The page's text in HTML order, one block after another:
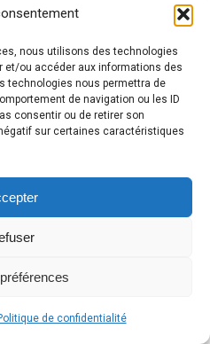
nous utilisons des technologies
et/ou accéder aux informations des
technologies nous permettra de
de navigation ou les ID
consentir ou de retirer son
sur certaines caractéristiques
de confidentialité